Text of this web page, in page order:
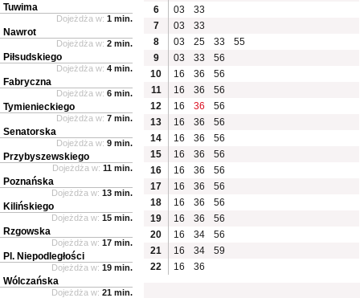
6
03
33
7
03
33
8
03 25 33
55
9
03 33
56
10
16 36
56
11
16 36
56
12
16 36
56
13
16 36
56
14
16 36
56
15
16 36
56
16
16 36
56
17
16 36
56
18
16 36
56
19
16 36
56
20
16 34
56
21
16 34
59
22
16 36
Tuwima
Dojeżdża w: 1 min.
Nawrot
Dojeżdża w: 2 min.
Piłsudskiego
Dojeżdża w: 4 min.
Fabryczna
Dojeżdża w: 6 min.
Tymienieckiego
Dojeżdża w: 7 min.
Senatorska
Dojeżdża w: 9 min.
Przybyszewskiego
Dojeżdża w: 11 min.
Poznańska
Dojeżdża w: 13 min.
Kilińskiego
Dojeżdża w: 15 min.
Rzgowska
Dojeżdża w: 17 min.
Pl. Niepodległości
Dojeżdża w: 19 min.
Wólczańska
Dojeżdża w: 21 min.